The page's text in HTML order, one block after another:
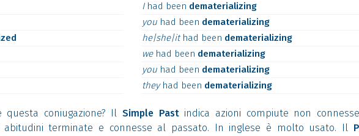
I had been dematerializing
you had been dematerializing
he|she|it had been dematerializing
we had been dematerializing
you had been dematerializing
they had been dematerializing
questa coniugazione? IlSimple Pastindica azioni compiute non
abitudini terminate e connesse al passato. In inglese è molto usato. Il